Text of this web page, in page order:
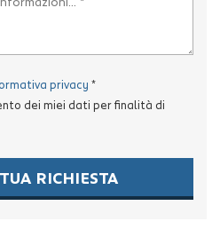
privacy *
dei miei dati per finalità di
RICHIESTA